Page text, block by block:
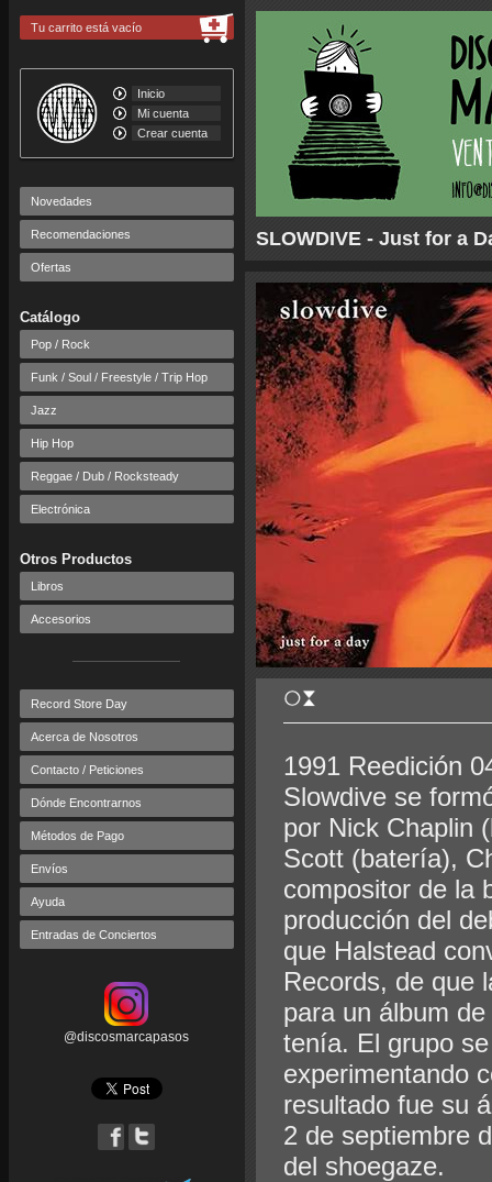
SLOWDIVE - Just for a
Tu carrito está vacío
Inicio
Mi cuenta
Crear cuenta
Novedades
Recomendaciones
Ofertas
Catálogo
Pop / Rock
Funk / Soul / Freestyle / Trip Hop
Jazz
Hip Hop
Reggae / Dub / Rocksteady
Electrónica
Otros Productos
Libros
Accesorios
Record Store Day
Acerca de Nosotros
Contacto / Peticiones
Dónde Encontrarnos
Métodos de Pago
Envíos
Ayuda
Entradas de Conciertos
@discosmarcapasos
1991 Reedición
Slowdive se
por Nick Chaplin
Scott (batería),
compositor de la
producción del
que Halstead
Records, de que
para un álbum
tenía. El grupo
experimentando
resultado fue su
2 de septiembre
del shoegaze.